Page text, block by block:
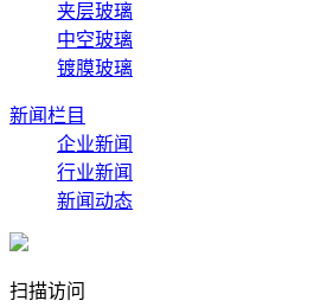
夹层玻璃
中空玻璃
镀膜玻璃
新闻栏目
企业新闻
行业新闻
新闻动态
扫描访问